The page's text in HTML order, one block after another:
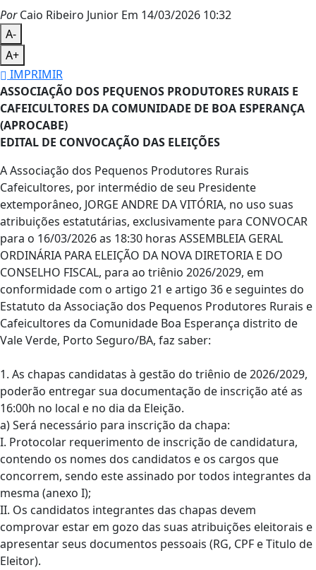
PorCaio Ribeiro Junior Em 14/03/2026 10:32
A-
A+
IMPRIMIR
ASSOCIAÇÃO DOS PEQUENOS PRODUTORES RURAIS E
CAFEICULTORES DA COMUNIDADE DE BOA ESPERANÇA
(APROCABE)
EDITAL DE CONVOCAÇÃO DAS ELEIÇÕES
A Associação dos Pequenos Produtores Rurais
Cafeicultores, por intermédio de seu Presidente
extemporâneo, JORGE ANDRE DA VITÓRIA, no uso suas
atribuições estatutárias, exclusivamente para CONVOCAR
para o 16/03/2026 as 18:30 horas ASSEMBLEIA GERAL
ORDINÁRIA PARA ELEIÇÃO DA NOVA DIRETORIA E DO
CONSELHO FISCAL, para ao triênio 2026/2029, em
conformidade com o artigo 21 e artigo 36 e seguintes do
Estatuto da Associação dos Pequenos Produtores Rurais e
Cafeicultores da Comunidade Boa Esperança distrito de
Vale Verde, Porto Seguro/BA, faz saber:
1. As chapas candidatas à gestão do triênio de 2026/2029,
poderão entregar sua documentação de inscrição até as
16:00h no local e no dia da Eleição.
a) Será necessário para inscrição da chapa:
I. Protocolar requerimento de inscrição de candidatura,
contendo os nomes dos candidatos e os cargos que
concorrem, sendo este assinado por todos integrantes da
mesma (anexo I);
II. Os candidatos integrantes das chapas devem
comprovar estar em gozo das suas atribuições eleitorais e
apresentar seus documentos pessoais (RG, CPF e Titulo de
Eleitor).